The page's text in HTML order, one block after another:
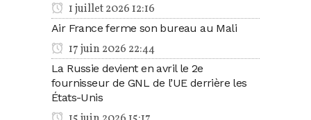
1 juillet 2026 12:16
Air France ferme son bureau au Mali
17 juin 2026 22:44
La Russie devient en avril le 2e
fournisseur de GNL de l’UE derrière les
États-Unis